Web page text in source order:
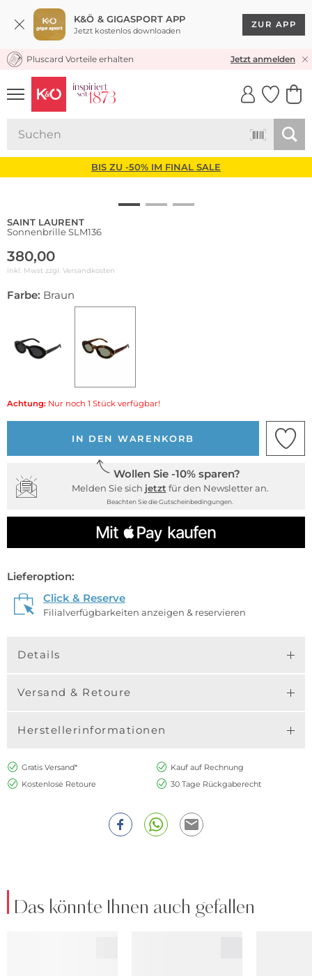
K&Ö & GIGASPORT APP
Jetzt kostenlos downloaden
ZUR APP
KOSTENLOSER VERSAND* & RÜCKVERSAND
Pluscard Vorteile erhalten Jetzt anmelden
UNSERE APP
CLICK &
BIS ZU -50% IM FINAL SALE
SAINT LAURENT
Sonnenbrille SLM136
380,00
inkl. Mwst zzgl. Versandkosten
Farbe: Braun
Achtung: Nur noch 1 Stück verfügbar!
IN DEN WARENKORB
Wollen Sie -10% sparen?
Melden Sie sich jetzt für den Newsletter an.
Beachten Sie die Gutscheinbedingungen.
Lieferoption:
Click & Reserve
Filialverfügbarkeiten anzeigen & reservieren
Details
Versand & Retoure
Herstellerinformationen
Gratis Versand*
Kauf auf Rechnung
Kostenlose Retoure
30 Tage Rückgaberecht
Das könnte Ihnen auch gefallen